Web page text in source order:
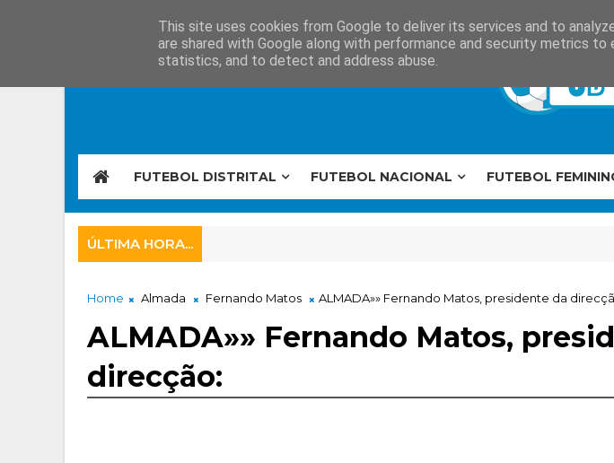
FUTEBOL DISTRITAL FUTEBOL NACIONAL FUTEBOL
ÚLTIMA HORA...
Home Almada Fernando Matos ALMADA»» Fernando Matos, presidente da
ALMADA»» Fernando Matos,
direcção:
This site uses cookies from Google to deliver its services and to
are shared with Google along with performance and security metrics to
statistics, and to detect and address abuse.